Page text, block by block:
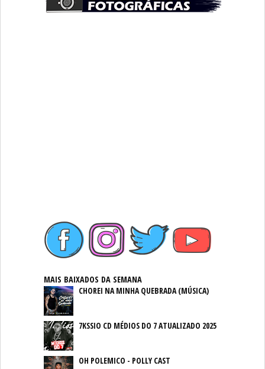
MAIS BAIXADOS DA SEMANA
CHOREI NA MINHA QUEBRADA (MÚSICA)
7KSSIO CD MÉDIOS DO 7 ATUALIZADO 2025
OH POLEMICO - POLLY CAST